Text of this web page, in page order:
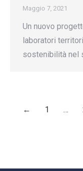
Maggio 7, 2021
Un nuovo
laboratori
sostenibilità nel
← 1 …